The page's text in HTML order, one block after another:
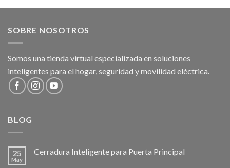
SOBRE NOSOTROS
Somos una tienda virtual especializada en soluciones
inteligentes para el hogar, seguridad y movilidad eléctrica.
BLOG
25
May
Cerradura Inteligente para Puerta Principal